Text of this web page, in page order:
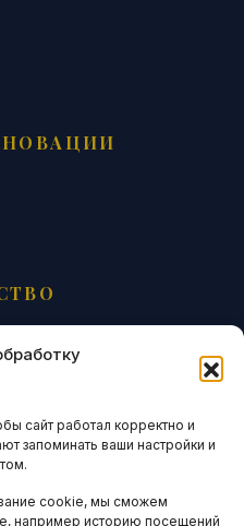
сайт работал корректно и
запоминать ваши настройки и
cookie, мы сможем
например историю посещений